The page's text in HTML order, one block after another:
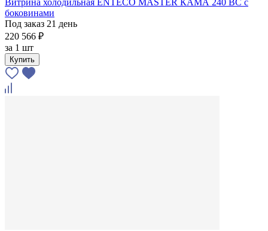
боковинами
Под заказ 21 день
220 566 ₽
за 1 шт
Купить